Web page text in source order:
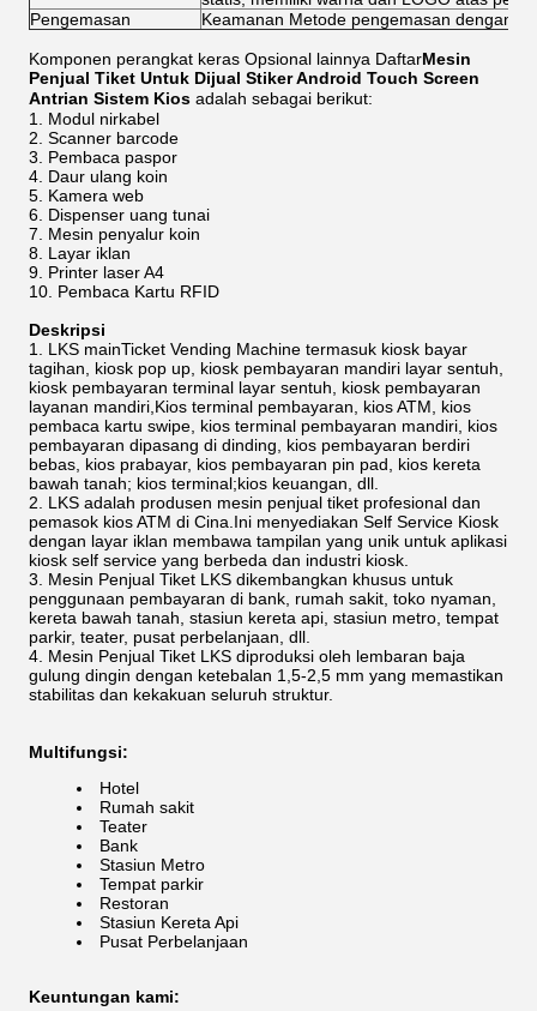
Pengemasan
Keamanan Metode pengemasan dengan
Komponen perangkat keras Opsional lainnya DaftarMesin
Penjual Tiket Untuk Dijual Stiker Android Touch Screen
Antrian Sistem Kios adalah sebagai berikut:
Modul nirkabel
Scanner barcode
Pembaca paspor
Daur ulang koin
Kamera web
Dispenser uang tunai
Mesin penyalur koin
Layar iklan
Printer laser A4
Pembaca Kartu RFID
Deskripsi
LKS mainTicket Vending Machine termasuk kiosk bayar
tagihan, kiosk pop up, kiosk pembayaran mandiri layar sentuh,
kiosk pembayaran terminal layar sentuh, kiosk pembayaran
layanan mandiri,Kios terminal pembayaran, kios ATM, kios
pembaca kartu swipe, kios terminal pembayaran mandiri, kios
pembayaran dipasang di dinding, kios pembayaran berdiri
bebas, kios prabayar, kios pembayaran pin pad, kios kereta
bawah tanah; kios terminal;kios keuangan, dll.
LKS adalah produsen mesin penjual tiket profesional dan
pemasok kios ATM di Cina.Ini menyediakan Self Service Kiosk
dengan layar iklan membawa tampilan yang unik untuk aplikasi
kiosk self service yang berbeda dan industri kiosk.
Mesin Penjual Tiket LKS dikembangkan khusus untuk
penggunaan pembayaran di bank, rumah sakit, toko nyaman,
kereta bawah tanah, stasiun kereta api, stasiun metro, tempat
parkir, teater, pusat perbelanjaan, dll.
Mesin Penjual Tiket LKS diproduksi oleh lembaran baja
gulung dingin dengan ketebalan 1,5-2,5 mm yang memastikan
stabilitas dan kekakuan seluruh struktur.
Multifungsi:
Hotel
Rumah sakit
Teater
Bank
Stasiun Metro
Tempat parkir
Restoran
Stasiun Kereta Api
Pusat Perbelanjaan
Keuntungan kami: